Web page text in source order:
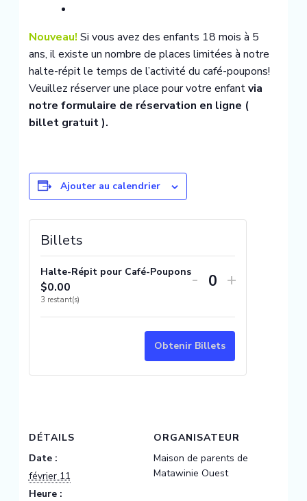
Nouveau! Si vous avez des enfants 18 mois à 5
ans, il existe un nombre de places limitées à notre
halte-répit le temps de l’activité du café-poupons!
Veuillez réserver une place pour votre enfantvia
notre formulaire de réservation en ligne (
billet gratuit ).
Ajouter au calendrier
DÉTAILS
Date :
février 11
Heure :
ORGANISATEUR
Maison de parents de
Matawinie Ouest
Billets
Halte-Répit pour Café-Poupons
$0.00
3 restant(s)
la
quantité
billets
pour
Halte-
Poupons
- Quantité
la
quantité
billets
pour
Halte-
Poupons
+
Obtenir Billets